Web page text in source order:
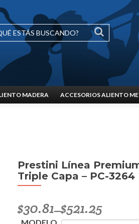
MADERA ACCESORIOS ALIENTO
Prestini Línea
Triple Capa – PC-3264
$30.81–$521.25